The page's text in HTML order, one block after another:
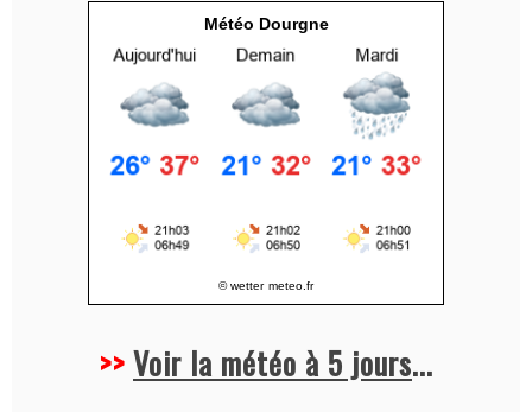
Météo Dourgne
© wetter meteo.fr
>>Voir la météo à 5 jours...